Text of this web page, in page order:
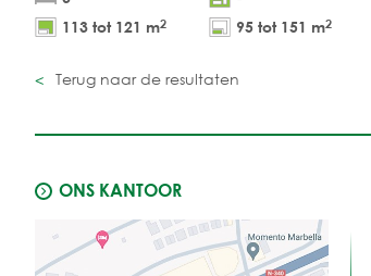
113 tot 121 m2 95 tot 151 m2
Terug naar de resultaten
ONS KANTOOR